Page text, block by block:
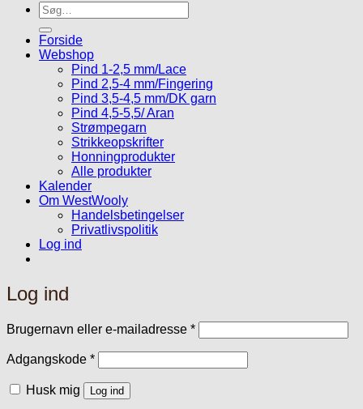
Søg
efter:
Forside
Webshop
Pind 1-2,5 mm/Lace
Pind 2,5-4 mm/Fingering
Pind 3,5-4,5 mm/DK garn
Pind 4,5-5,5/ Aran
Strømpegarn
Strikkeopskrifter
Honningprodukter
Alle produkter
Kalender
Om WestWooly
Handelsbetingelser
Privatlivspolitik
Log ind
Log ind
Brugernavn eller e-mailadresse *Påkrævet
Adgangskode *Påkrævet
Husk mig Log ind